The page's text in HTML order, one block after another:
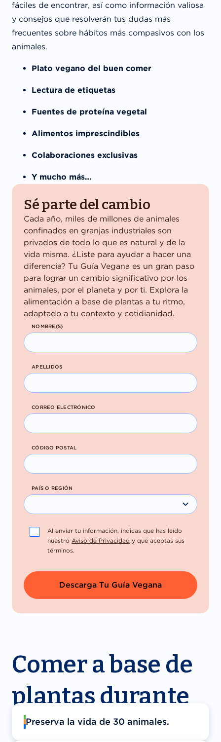
fáciles de encontrar, así como información valiosa
y consejos que resolverán tus dudas más
frecuentes sobre hábitos más compasivos con los
animales.
Plato vegano del buen comer
Lectura de etiquetas
Fuentes de proteína vegetal
Alimentos imprescindibles
Colaboraciones exclusivas
Y mucho más…
Sé parte del cambio
Cada año, miles de millones de animales
confinados en granjas industriales son
privados de todo lo que es natural y de la
vida misma. ¿Liste para ayudar a hacer una
diferencia? Tu Guía Vegana es un gran paso
para lograr un cambio significativo por los
animales, por el planeta y por ti. Explora la
alimentación a base de plantas a tu ritmo,
adaptado a tu contexto y cotidianidad.
Comer a base de
plantas durante
30 días:
Preserva la vida de 30 animales.